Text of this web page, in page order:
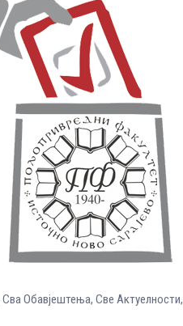
Сва Обавјештења, Све Aктуелности,